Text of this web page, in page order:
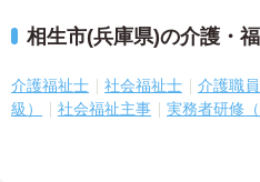
相生市(兵庫県)の介護・
介護福祉士 社会福祉士
介護職
級）
社会福祉主事 実務者研修